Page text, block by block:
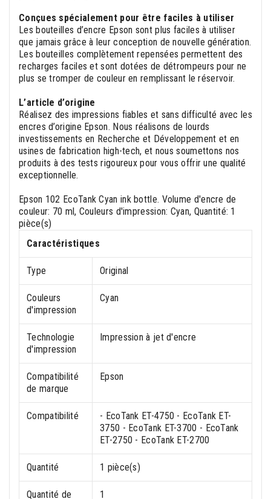
Conçues spécialement pour être faciles à utiliser
Les bouteilles d’encre Epson sont plus faciles à utiliser
que jamais grâce à leur conception de nouvelle génération.
Les bouteilles complètement repensées permettent des
recharges faciles et sont dotées de détrompeurs pour ne
plus se tromper de couleur en remplissant le réservoir.
L’article d’origine
Réalisez des impressions fiables et sans difficulté avec les
encres d’origine Epson. Nous réalisons de lourds
investissements en Recherche et Développement et en
usines de fabrication high-tech, et nous soumettons nos
produits à des tests rigoureux pour vous offrir une qualité
exceptionnelle.
Epson 102 EcoTank Cyan ink bottle. Volume d'encre de
couleur: 70 ml, Couleurs d'impression: Cyan, Quantité: 1
pièce(s)
Caractéristiques
Type Original
Couleurs
d'impression
Cyan
Technologie
d'impression
Impression à jet d'encre
Compatibilité
de marque
Epson
Compatibilité
- EcoTank ET-4750 - EcoTank ET-
3750 - EcoTank ET-3700 - EcoTank
ET-2750 - EcoTank ET-2700
Quantité 1 pièce(s)
Quantité de 1